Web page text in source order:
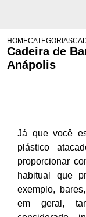
HOMECATEGORIAS
Cadeira de
Anápolis
Já que você
plástico
proporcionar
habitual que
exemplo,
em geral,